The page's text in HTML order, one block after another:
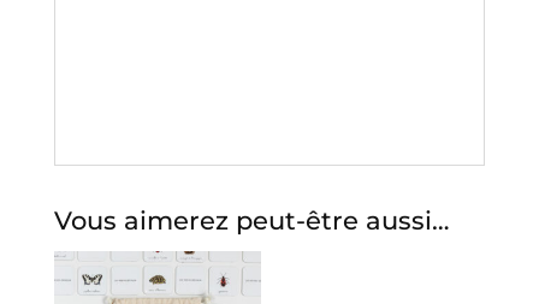
Vous aimerez peut-être aussi…